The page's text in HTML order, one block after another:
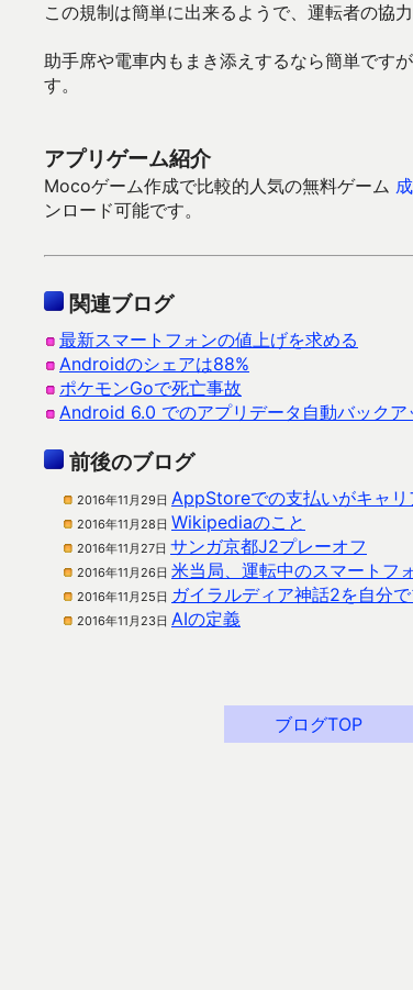
この規制は簡単に出来るようで、運転者の協
助手席や電車内もまき添えするなら簡単です
す。
アプリゲーム紹介
Mocoゲーム作成で比較的人気の無料ゲーム
ンロード可能です。
関連ブログ
最新スマートフォンの値上げを求める
Androidのシェアは88%
ポケモンGoで死亡事故
Android 6.0 でのアプリデータ自動バックア
前後のブログ
2016年11月29日 AppStoreでの支払いがキャリ
2016年11月28日 Wikipediaのこと
2016年11月27日 サンガ京都J2プレーオフ
2016年11月26日 米当局、運転中のスマートフ
2016年11月25日 ガイラルディア神話2を自分
2016年11月23日 AIの定義
ブログTOP